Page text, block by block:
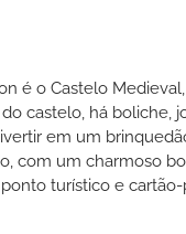
é o Castelo
castelo, há boliche,
em um
com um charmoso
turístico e